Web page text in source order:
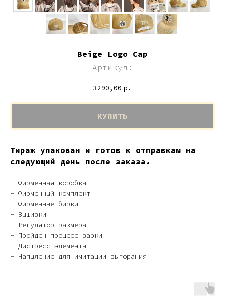
Beige Logo Cap
Артикул:
3290,00 р.
КУПИТЬ
Тираж упакован и готов к отправкам на
следующий день после заказа.
- Фирменная коробка
- Фирменный комплект
- Фирменные бирки
- Вышивки
- Регулятор размера
- Пройден процесс варки
- Дистресс элементы
- Напыление для имитации выгорания